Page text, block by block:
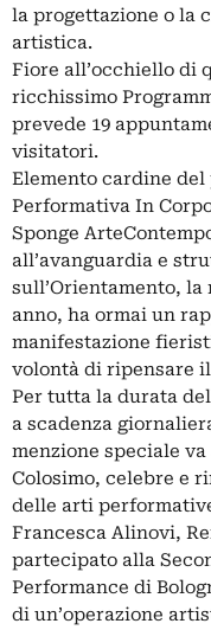
la progettazione o la
artistica.
Fiore all’occhiello di
ricchissimo
prevede 19
visitatori.
Elemento cardine del
Performativa In
Sponge
all’avanguardia e
sull’Orientamento, la
anno, ha ormai un
manifestazione
volontà di ripensare
Per tutta la durata
a scadenza
menzione speciale
Colosimo, celebre e
delle arti
Francesca Alinovi,
partecipato alla
Performance di
di un’operazione